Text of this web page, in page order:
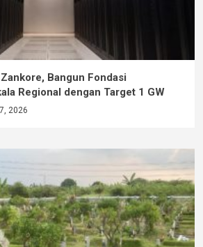
Bangun Fondasi
Regional dengan Target 1 GW
2026